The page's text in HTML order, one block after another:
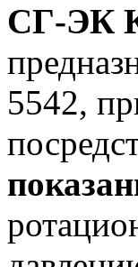
СГ-ЭК
5542,